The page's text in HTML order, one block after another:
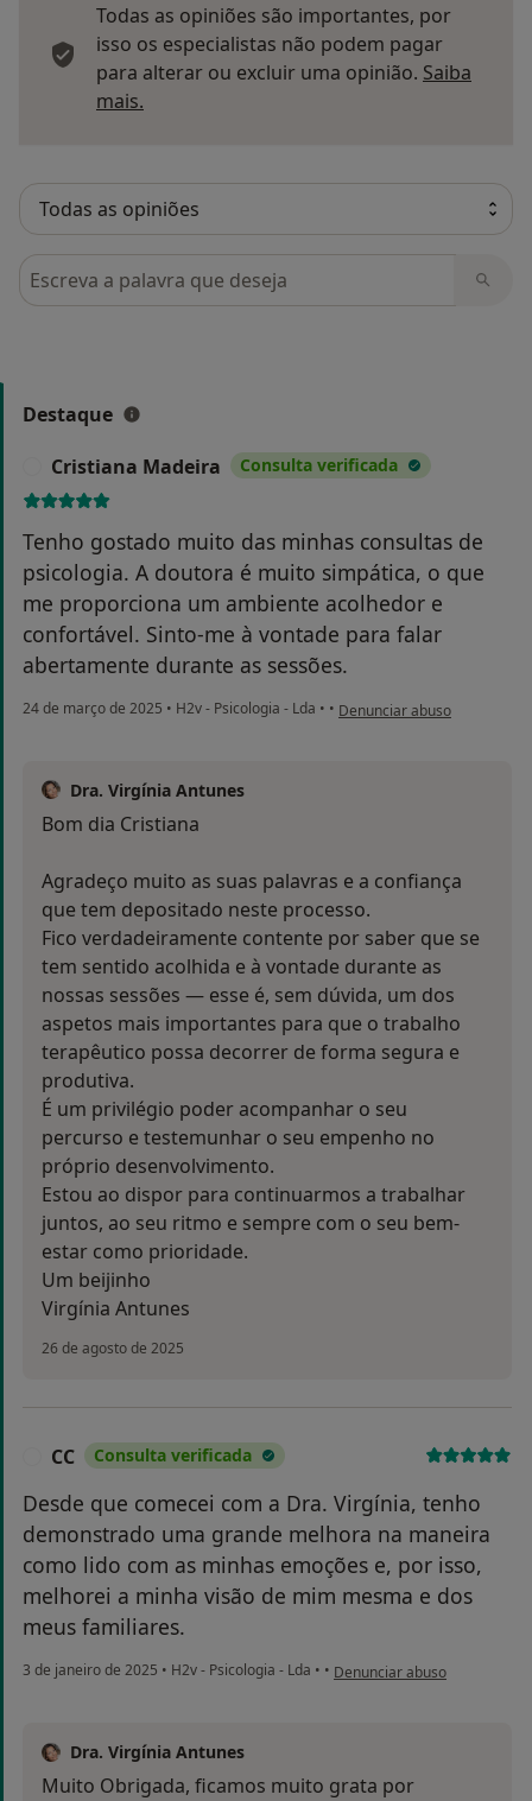
Todas as opiniões são importantes, por
isso os especialistas não podem pagar
para alterar ou excluir uma opinião. Saiba
mais.
Pesquisar em opiniões
Destaque
Cristiana Madeira Consulta verificada
Tenho gostado muito das minhas consultas de
psicologia. A doutora é muito simpática, o que
me proporciona um ambiente acolhedor e
confortável. Sinto-me à vontade para falar
abertamente durante as sessões.
24 de março de 2025 • H2v - Psicologia - Lda • • na opinião do utilizador
Denunciar abuso
Dra. Virgínia Antunes
Bom dia Cristiana
Agradeço muito as suas palavras e a confiança
que tem depositado neste processo.
Fico verdadeiramente contente por saber que se
tem sentido acolhida e à vontade durante as
nossas sessões — esse é, sem dúvida, um dos
aspetos mais importantes para que o trabalho
terapêutico possa decorrer de forma segura e
produtiva.
É um privilégio poder acompanhar o seu
percurso e testemunhar o seu empenho no
próprio desenvolvimento.
Estou ao dispor para continuarmos a trabalhar
juntos, ao seu ritmo e sempre com o seu bem-
estar como prioridade.
Um beijinho
Virgínia Antunes
26 de agosto de 2025
CC Consulta verificada
Desde que comecei com a Dra. Virgínia, tenho
demonstrado uma grande melhora na maneira
como lido com as minhas emoções e, por isso,
melhorei a minha visão de mim mesma e dos
meus familiares.
3 de janeiro de 2025 • H2v - Psicologia - Lda • • na opinião do utilizador CC
Denunciar abuso
Dra. Virgínia Antunes
Muito Obrigada, ficamos muito grata por